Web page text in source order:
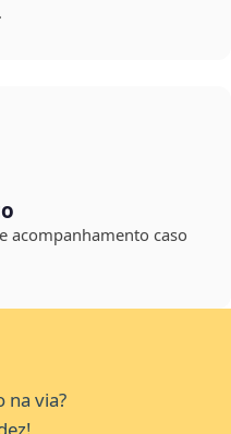
acompanhamento caso
na via?